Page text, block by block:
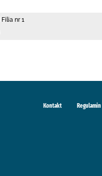
nr 1
Kontakt Regulamin